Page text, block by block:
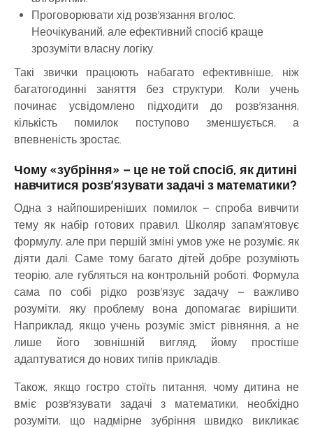
Проговорювати хід розв’язання вголос.
Неочікуваний, але ефективний спосіб краще
зрозуміти власну логіку.
Такі звички працюють набагато ефективніше, ніж
багатогодинні заняття без структури. Коли учень
починає усвідомлено підходити до розв’язання,
кількість помилок поступово зменшується, а
впевненість зростає.
Чому «зубріння» – це не той спосіб, як дитині
навчитися розв’язувати задачі з математики?
Одна з найпоширеніших помилок – спроба вивчити
тему як набір готових правил. Школяр запам’ятовує
формулу, але при першій зміні умов уже не розуміє, як
діяти далі. Саме тому багато дітей добре розуміють
теорію, але губляться на контрольній роботі. Формула
сама по собі рідко розв’язує задачу – важливо
розуміти, яку проблему вона допомагає вирішити.
Наприклад, якщо учень розуміє зміст рівняння, а не
лише його зовнішній вигляд, йому простіше
адаптуватися до нових типів прикладів.
Також, якщо гостро стоїть питання, чому дитина не
вміє розв’язувати задачі з математики, необхідно
розуміти, що надмірне зубріння швидко викликає